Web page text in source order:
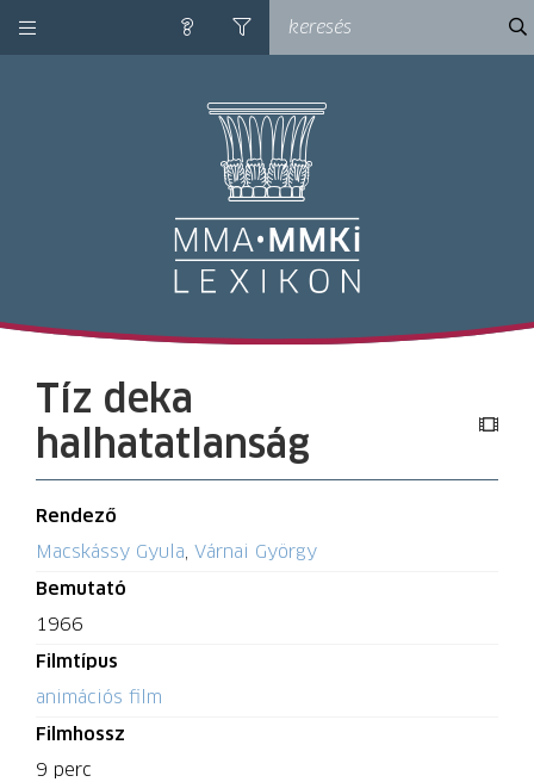
kategóriák
súgó szűrés
Tíz deka
halhatatlanság
Rendező
Macskássy Gyula, Várnai György
Bemutató
1966
Filmtípus
animációs film
Filmhossz
9 perc